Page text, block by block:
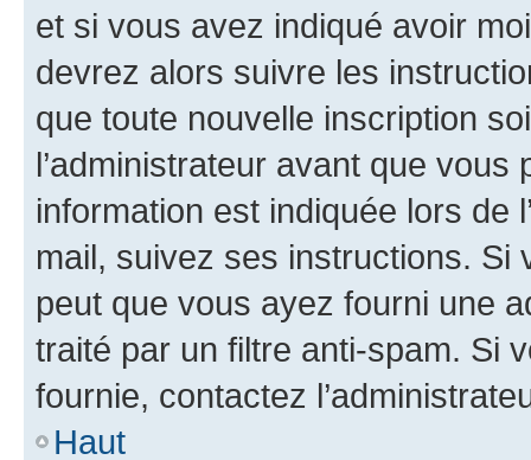
et si vous avez indiqué avoir
devrez alors suivre les
que toute nouvelle inscription
l’administrateur avant que
information est indiquée lors de
mail, suivez ses instructions. Si
peut que vous ayez fourni une
traité par un filtre anti-spam. Si
fournie, contactez
Haut